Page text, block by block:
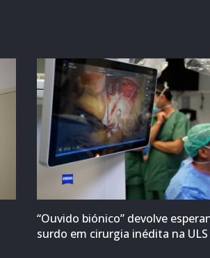
“Ouvido biónico” devolve
surdo em cirurgia inédita na